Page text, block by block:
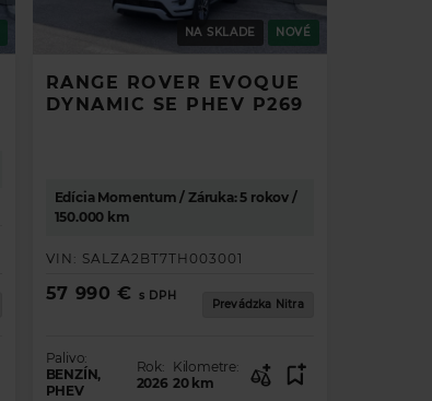
NA SKLADE NOVÉ
RANGE ROVER EVOQUE
DYNAMIC SE PHEV P269
Edícia Momentum / Záruka: 5 rokov /
150.000 km
VIN: SALZA2BT7TH003001
57 990 € s DPH
Prevádzka Nitra
Palivo:
BENZÍN,
PHEV
Rok:
2026
Kilometre:
20 km